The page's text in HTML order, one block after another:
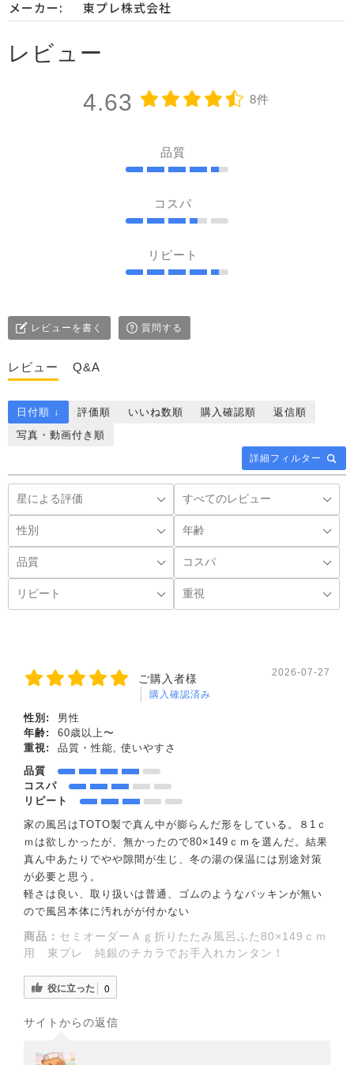
メーカー: 東プレ株式会社
レビュー
4.63 8件
品質
コスパ
リピート
レビューを書く 質問する
レビュー Q&A
詳細フィルター
日付順 ↓ 評価順 いいね数順 購入確認順
返信順
写真・動画付き順
ご購入者様
購入確認済み
2026-07-27
性別:
男性
年齢:
60歳以上〜
重視:
品質・性能, 使いやすさ
品質
コスパ
リピート
家の風呂はTOTO製で真ん中が膨らんだ形をしている。８1ｃ
ｍは欲しかったが、無かったので80×149ｃｍを選んだ。結果
真ん中あたりでやや隙間が生じ、冬の湯の保温には別途対策
が必要と思う。
軽さは良い、取り扱いは普通、ゴムのようなパッキンが無い
ので風呂本体に汚れがが付かない
商品： セミオーダーＡｇ折りたたみ風呂ふた80×149ｃｍ
用 東プレ 純銀のチカラでお手入れカンタン！
役に立った 0
サイトからの返信